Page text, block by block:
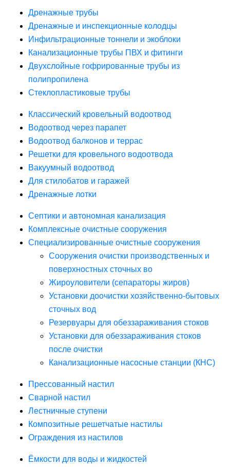
Дренажные трубы
Дренажные и инспекционные колодцы
Инфильтрационные тоннели и экоблоки
Канализационные трубы ПВХ и фитинги
Двухслойные гофрированные трубы из
полипропилена
Стеклопластиковые трубы
Классический кровельный водоотвод
Водоотвод через парапет
Водоотвод балконов и террас
Решетки для кровельного водоотвода
Вакуумный водоотвод
Для стилобатов и гаражей
Дренажные лотки
Септики и автономная канализация
Комплексные очистные сооружения
Специализированные очистные сооружения
Сооружения очистки производственных и
поверхностных сточных во
Жироуловители (сепараторы жиров)
Установки доочистки хозяйственно-бытовых
сточных вод
Резервуары для обеззараживания стоков
Установки для обеззараживания стоков
после очистки
Канализационные насосные станции (КНС)
Прессованный настил
Сварной настил
Лестничные ступени
Композитные решетчатые настилы
Ограждения из настилов
Ёмкости для воды и жидкостей